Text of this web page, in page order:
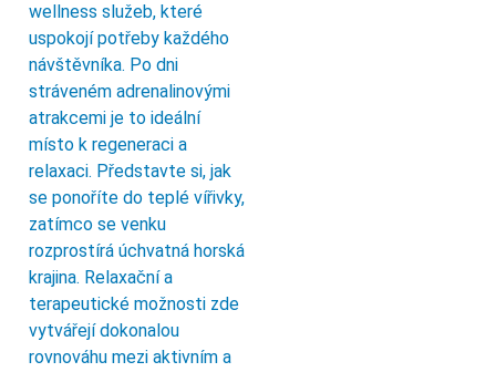
wellness služeb, které
uspokojí potřeby každého
návštěvníka. Po dni
stráveném adrenalinovými
atrakcemi je to ideální
místo k regeneraci a
relaxaci. Představte si, jak
se ponoříte do teplé vířivky,
zatímco se venku
rozprostírá úchvatná horská
krajina. Relaxační a
terapeutické možnosti zde
vytvářejí dokonalou
rovnováhu mezi aktivním a